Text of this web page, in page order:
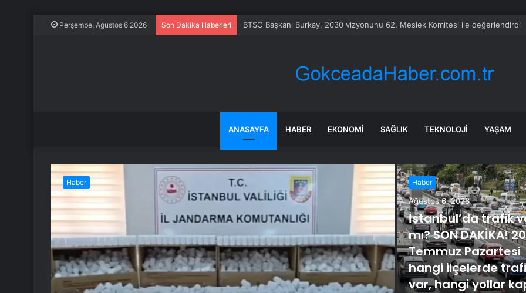
Perşembe, Ağustos 6 2026 Son Dakika Haberleri Alphabet hisseleri yapay zeka öncüsü Jeff Dean’in ayrılmasıyla %5 düştü
ANASAYFA HABER EKONOMI SAĞLIK TEKNOLOJI YAŞAM
Haber Haber
Ağustos 6, 2026
İstanbul’da trafik
mı? SON DAKİKA! 20
Temmuz Pazartesi
hangi ilçelerde
var, hangi yollar